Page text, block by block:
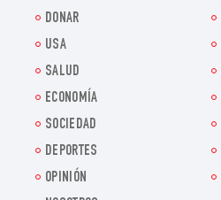
DONAR
USA
SALUD
ECONOMÍA
SOCIEDAD
DEPORTES
OPINIÓN